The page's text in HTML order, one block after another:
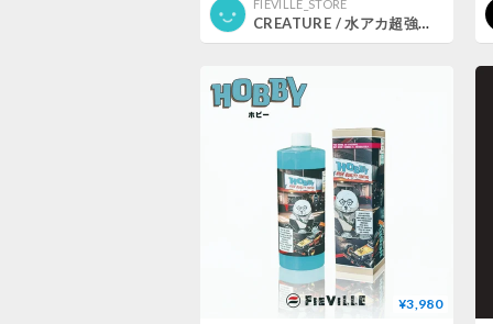
FIEVILLE_STORE
CREATURE / 水アカ超強力除去
¥3,980